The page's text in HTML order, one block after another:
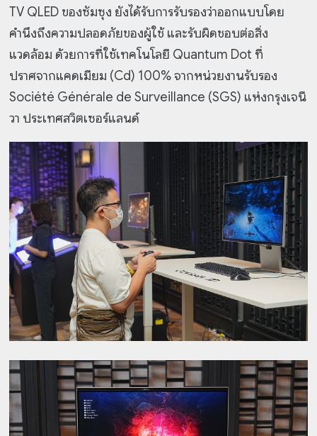
TV QLED ของซัมซุง ยังได้รับการรับรองว่าออกแบบโดย
คำนึงถึงความปลอดภัยของผู้ใช้ และรับผิดชอบต่อสิ่ง
แวดล้อม ด้วยการที่ใช้เทคโนโลยี Quantum Dot ที่
ปราศจากแคดเมียม (Cd) 100% จากหน่วยงานรับรอง
Société Générale de Surveillance (SGS) แห่งกรุงเจนี
วา ประเทศสวิตเซอร์แลนด์